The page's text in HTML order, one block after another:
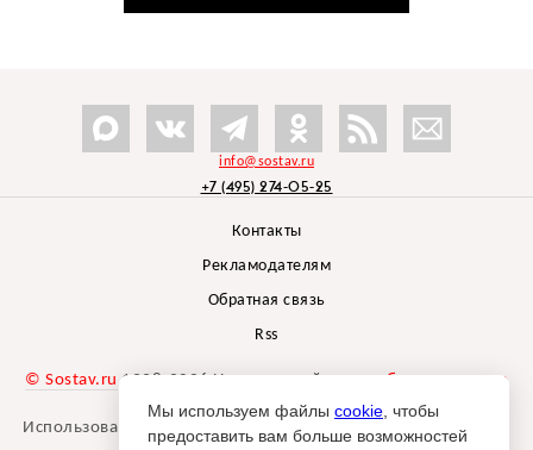
info@sostav.ru
+7 (495) 274-05-25
Контакты
Рекламодателям
Обратная связь
Rss
© Sostav.ru 1998-2026 Независимый проектбрендингового
агентства Depot
Использование материалов Sostav.ru допустимо только при
Мы используем файлы cookie , чтобы
предоставить вам больше возможностей